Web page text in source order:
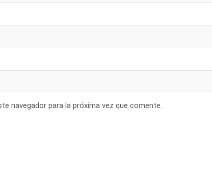
navegador para la próxima vez que comente.